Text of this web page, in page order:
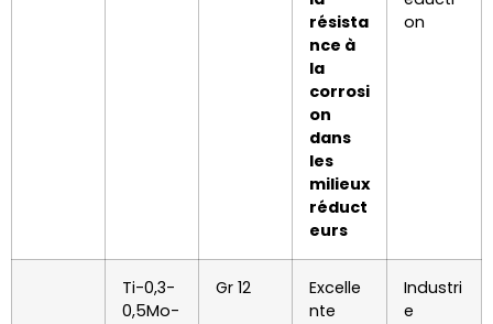
résista
nce à
la
corrosi
on
dans
les
milieux
réduct
eurs
on
Ti-0,3-
0,5Mo-
Gr 12
Excelle
nte
Industri
e